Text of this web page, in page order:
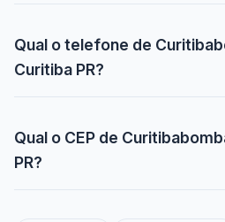
Qual o telefone de
Curitiba PR?
Qual o CEP de
PR?